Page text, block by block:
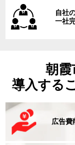
自社
一社
朝
導入する
広告費